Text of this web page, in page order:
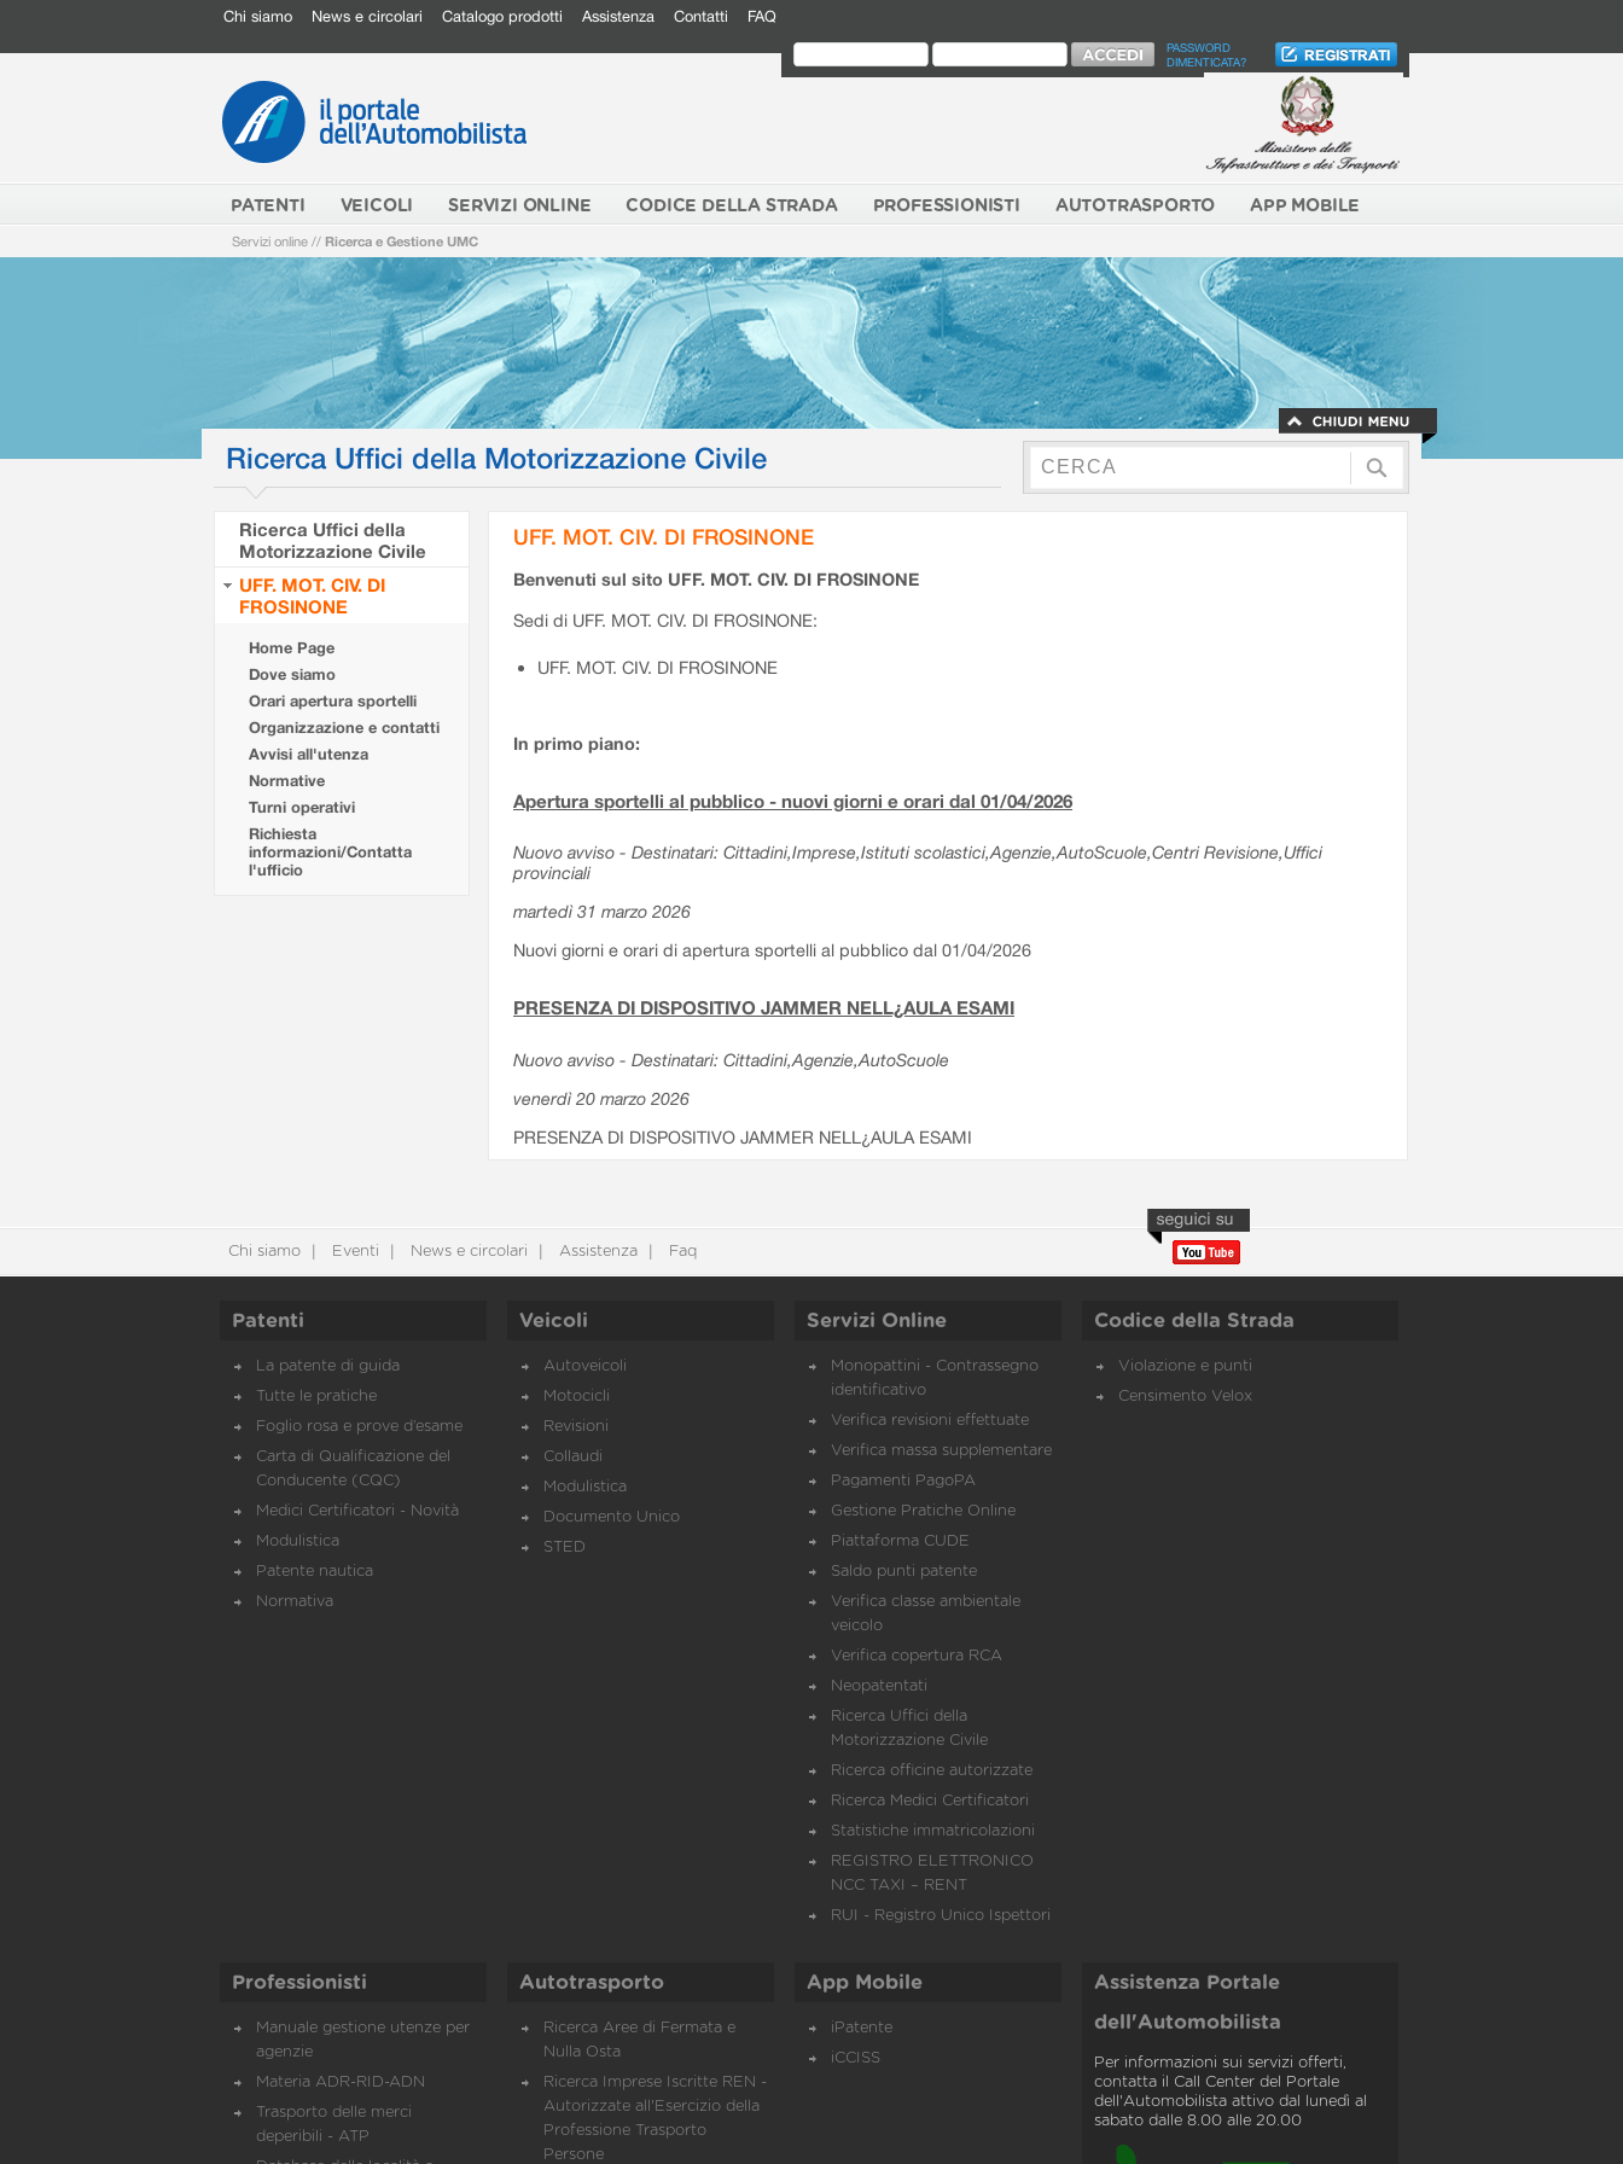
Chi siamo News e circolari Catalogo prodotti Assistenza Contatti FAQ
PASSWORD
DIMENTICATA?
PATENTI VEICOLI SERVIZI ONLINE CODICE DELLA STRADA PROFESSIONISTI AUTOTRASPORTO APP MOBILE
Servizi online // Ricerca e Gestione UMC
Ricerca Uffici della Motorizzazione Civile
Ricerca Uffici della
Motorizzazione Civile
UFF. MOT. CIV. DI
FROSINONE
Home Page
Dove siamo
Orari apertura sportelli
Organizzazione e contatti
Avvisi all'utenza
Normative
Turni operativi
Richiesta
informazioni/Contatta
l'ufficio
UFF. MOT. CIV. DI FROSINONE
Benvenuti sul sito UFF. MOT. CIV. DI FROSINONE
Sedi di UFF. MOT. CIV. DI FROSINONE:
UFF. MOT. CIV. DI FROSINONE
In primo piano:
Apertura sportelli al pubblico - nuovi giorni e orari dal 01/04/2026
Nuovo avviso - Destinatari: Cittadini,Imprese,Istituti scolastici,Agenzie,AutoScuole,Centri Revisione,Uffici
provinciali
martedì 31 marzo 2026
Nuovi giorni e orari di apertura sportelli al pubblico dal 01/04/2026
PRESENZA DI DISPOSITIVO JAMMER NELL¿AULA ESAMI
Nuovo avviso - Destinatari: Cittadini,Agenzie,AutoScuole
venerdì 20 marzo 2026
PRESENZA DI DISPOSITIVO JAMMER NELL¿AULA ESAMI
Chi siamo Eventi News e circolari Assistenza Faq
Patenti
La patente di guida
Tutte le pratiche
Foglio rosa e prove d’esame
Carta di Qualificazione del
Conducente (CQC)
Medici Certificatori - Novità
Modulistica
Patente nautica
Normativa
Veicoli
Autoveicoli
Motocicli
Revisioni
Collaudi
Modulistica
Documento Unico
STED
Servizi Online
Monopattini - Contrassegno
identificativo
Verifica revisioni effettuate
Verifica massa supplementare
Pagamenti PagoPA
Gestione Pratiche Online
Piattaforma CUDE
Saldo punti patente
Verifica classe ambientale
veicolo
Verifica copertura RCA
Neopatentati
Ricerca Uffici della
Motorizzazione Civile
Ricerca officine autorizzate
Ricerca Medici Certificatori
Statistiche immatricolazioni
REGISTRO ELETTRONICO
NCC TAXI – RENT
RUI - Registro Unico Ispettori
Codice della Strada
Violazione e punti
Censimento Velox
Professionisti
Manuale gestione utenze per
agenzie
Materia ADR-RID-ADN
Trasporto delle merci
deperibili - ATP
Autotrasporto
Ricerca Aree di Fermata e
Nulla Osta
Ricerca Imprese Iscritte REN -
Autorizzate all'Esercizio della
Professione Trasporto
Persone
App Mobile
iPatente
iCCISS
Assistenza Portale
dell'Automobilista
Per informazioni sui servizi offerti,
contatta il Call Center del Portale
dell'Automobilista attivo dal lunedì al
sabato dalle 8.00 alle 20.00